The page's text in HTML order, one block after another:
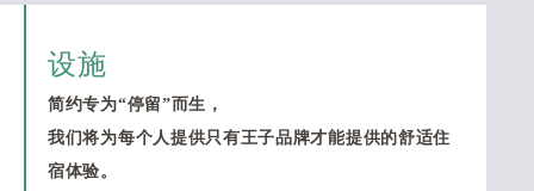
设施
简约专为“停留”而生，
我们将为每个人提供只有王子品牌才能提供的舒适住
宿体验。